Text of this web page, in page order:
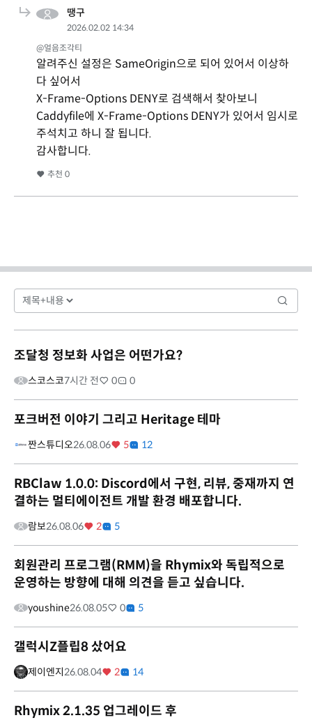
땡구
2026.02.02 14:34
@얼음조각티
알려주신 설정은 SameOrigin으로 되어 있어서 이상하
다 싶어서
X-Frame-Options DENY로 검색해서 찾아보니
Caddyfile에 X-Frame-Options DENY가 있어서 임시로
주석치고 하니 잘 됩니다.
감사합니다.
추천 0
조달청 정보화 사업은 어떤가요?
스코스코7시간 전 0 0
포크버전 이야기 그리고 Heritage 테마
짠스튜디오26.08.06 5 12
RBClaw 1.0.0: Discord에서 구현, 리뷰, 중재까지 연
결하는 멀티에이전트 개발 환경 배포합니다.
람보26.08.06 2 5
회원관리 프로그램(RMM)을 Rhymix와 독립적으로
운영하는 방향에 대해 의견을 듣고 싶습니다.
youshine26.08.05 0 5
갤럭시Z플립8 샀어요
제이엔지26.08.04 2 14
Rhymix 2.1.35 업그레이드 후